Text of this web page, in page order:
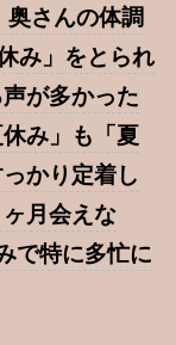
さんの体調
み」をとられ
が多かった
み」も「夏
かり定着し
月会えな
で特に多忙に